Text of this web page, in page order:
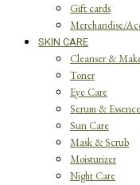
Gift cards
Merchandise/
SKIN CARE
Cleanser &
Toner
Eye Care
Serum & Essence
Sun Care
Mask & Scrub
Moisturizer
Night Care